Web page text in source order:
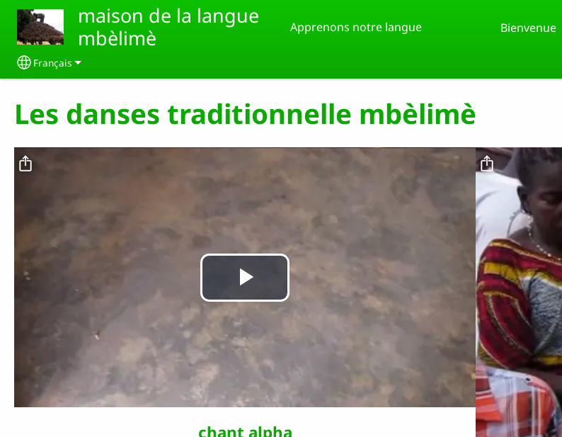
Aller au contenu principal
maison de la langue
mbèlimè
Apprenons notre langue Bienvenue
Select your language
Français
Les danses traditionnelle mbèlimè
Fichier vidéo
Lire
la
vidéo
chant alpha
Fichier vidéo